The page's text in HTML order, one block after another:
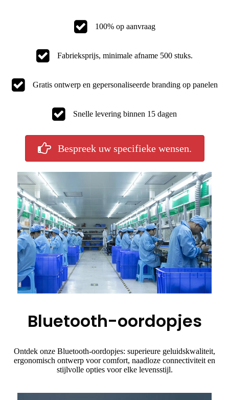
100% op aanvraag
Fabrieksprijs, minimale afname 500 stuks.
Gratis ontwerp en gepersonaliseerde branding op panelen
Snelle levering binnen 15 dagen
Bespreek uw specifieke wensen.
Bluetooth-oordopjes
Ontdek onze Bluetooth-oordopjes: superieure geluidskwaliteit,
ergonomisch ontwerp voor comfort, naadloze connectiviteit en
stijlvolle opties voor elke levensstijl.